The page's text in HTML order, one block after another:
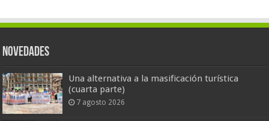
Novedades
Una alternativa a la masificación turística
(cuarta parte)
7 agosto 2026